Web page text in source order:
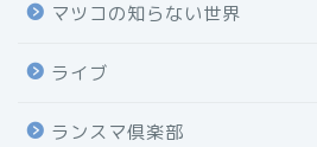
マツコの知らない世界
ライブ
ランスマ倶楽部